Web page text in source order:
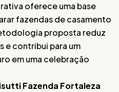
oferece uma base
fazendas de casamento
proposta reduz
e contribui para um
em uma celebração
Fazenda Fortaleza